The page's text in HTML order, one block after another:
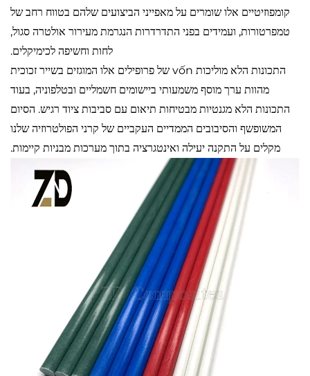
קומפוזיטיים אלו שומרים על מאפייני הביצועים שלהם בטווח רחב של
טמפרטורות, ועמידים בפני התדרדרות הנגרמת מעירור אולטרה סגול,
לחות וחשיפה לכימיקלים.
התכונות הלא מוליכות vốn של פרופילים אלו המוגזים בשייר זכוכית
מהוות ערך מוסף משמעותי ביישומים חשמליים ובטלפוניה, בעוד
התכונות הלא מגנטיות מבטיחות תיאום עם סביבות ציוד רגיש. הסיום
המשופשף והסיבובים הממדיים העקביים של קרני הפולטרוזיה שלנו
מקלים על התקנה יעילה ואינטגרציה בתוך מערכות מבניות קיימות.